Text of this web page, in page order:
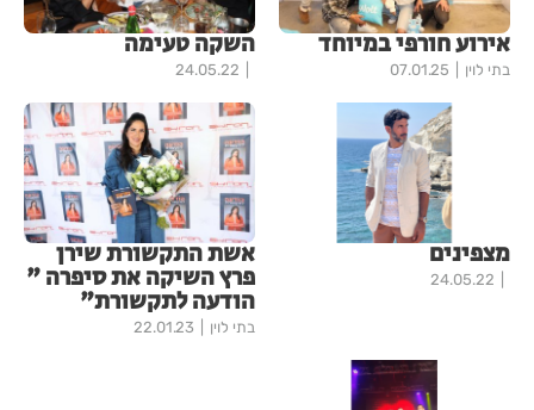
אירוע חורפי במיוחד
בתי לוין 07.01.25
השקה טעימה
24.05.22
מצפינים
24.05.22
אשת התקשורת שירן
פרץ השיקה את סיפרה "
הודעה לתקשורת"
בתי לוין 22.01.23